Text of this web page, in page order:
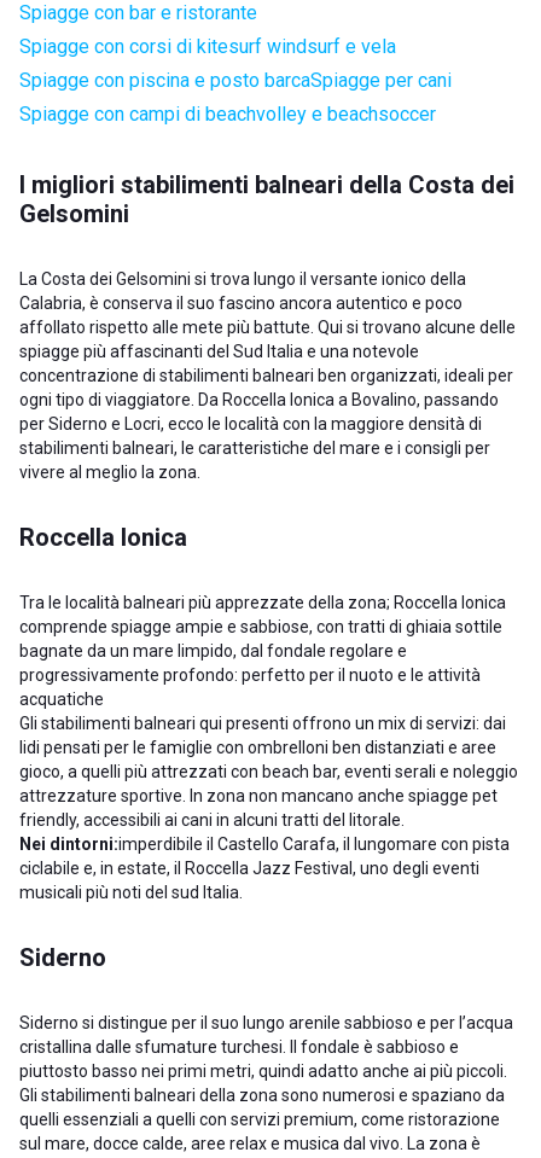
Spiagge con bar e ristorante
Spiagge con corsi di kitesurf windsurf e vela
Spiagge con piscina e posto barcaSpiagge per cani
Spiagge con campi di beachvolley e beachsoccer
I migliori stabilimenti balneari della Costa dei
Gelsomini
La Costa dei Gelsomini si trova lungo il versante ionico della
Calabria, è conserva il suo fascino ancora autentico e poco
affollato rispetto alle mete più battute. Qui si trovano alcune delle
spiagge più affascinanti del Sud Italia e una notevole
concentrazione di stabilimenti balneari ben organizzati, ideali per
ogni tipo di viaggiatore. Da Roccella Ionica a Bovalino, passando
per Siderno e Locri, ecco le località con la maggiore densità di
stabilimenti balneari, le caratteristiche del mare e i consigli per
vivere al meglio la zona.
Roccella Ionica
Tra le località balneari più apprezzate della zona; Roccella Ionica
comprende spiagge ampie e sabbiose, con tratti di ghiaia sottile
bagnate da un mare limpido, dal fondale regolare e
progressivamente profondo: perfetto per il nuoto e le attività
acquatiche
Gli stabilimenti balneari qui presenti offrono un mix di servizi: dai
lidi pensati per le famiglie con ombrelloni ben distanziati e aree
gioco, a quelli più attrezzati con beach bar, eventi serali e noleggio
attrezzature sportive. In zona non mancano anche spiagge pet
friendly, accessibili ai cani in alcuni tratti del litorale.
Nei dintorni:imperdibile il Castello Carafa, il lungomare con pista
ciclabile e, in estate, il Roccella Jazz Festival, uno degli eventi
musicali più noti del sud Italia.
Siderno
Siderno si distingue per il suo lungo arenile sabbioso e per l’acqua
cristallina dalle sfumature turchesi. Il fondale è sabbioso e
piuttosto basso nei primi metri, quindi adatto anche ai più piccoli.
Gli stabilimenti balneari della zona sono numerosi e spaziano da
quelli essenziali a quelli con servizi premium, come ristorazione
sul mare, docce calde, aree relax e musica dal vivo. La zona è